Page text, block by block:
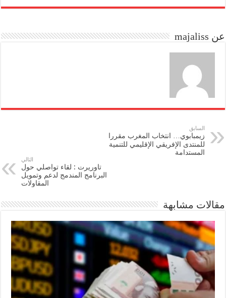
bo
to
n
ail
re
عن majaliss
السابق
زيمبابوي… انتخاب المغرب مقررا
للمنتدى الإفريقي الإقليمي للتنمية
المستدامة
التالي
تاوريرت : لقاء تواصلي حول
البرنامج المندمج لدعم وتمويل
المقاولات
مقالات مشابهة